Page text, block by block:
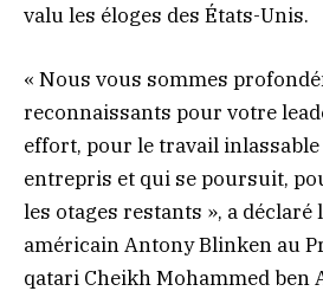
valu les éloges des États-Unis.
« Nous vous sommes
reconnaissants pour votre
effort, pour le travail inlassable
entrepris et qui se poursuit,
les otages restants », a déclaré
américain Antony Blinken au
qatari Cheikh Mohammed ben